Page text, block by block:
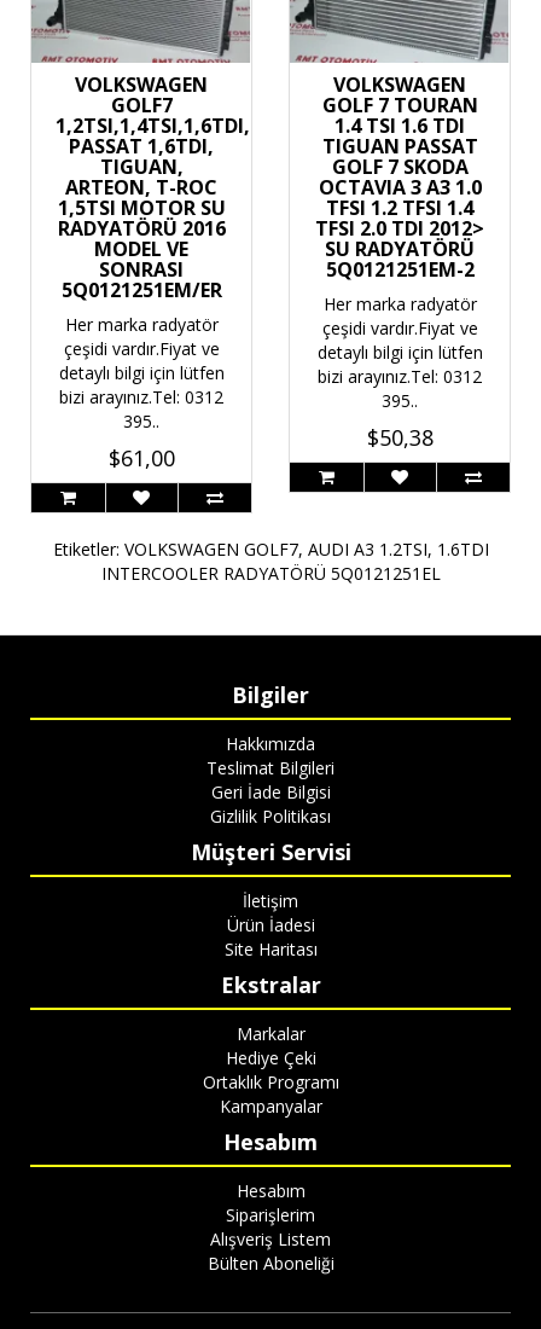
VOLKSWAGEN
GOLF7
1,2TSI,1,4TSI,1,6TDI,
PASSAT 1,6TDI,
TIGUAN,
ARTEON, T-ROC
1,5TSI MOTOR SU
RADYATÖRÜ 2016
MODEL VE
SONRASI
5Q0121251EM/ER
Her marka radyatör
çeşidi vardır.Fiyat ve
detaylı bilgi için lütfen
bizi arayınız.Tel: 0312
395..
$61,00
VOLKSWAGEN
GOLF 7 TOURAN
1.4 TSI 1.6 TDI
TIGUAN PASSAT
GOLF 7 SKODA
OCTAVIA 3 A3 1.0
TFSI 1.2 TFSI 1.4
TFSI 2.0 TDI 2012>
SU RADYATÖRÜ
5Q0121251EM-2
Her marka radyatör
çeşidi vardır.Fiyat ve
detaylı bilgi için lütfen
bizi arayınız.Tel: 0312
395..
$50,38
Etiketler: VOLKSWAGEN GOLF7, AUDI A3 1.2TSI, 1.6TDI
INTERCOOLER RADYATÖRÜ 5Q0121251EL
Bilgiler
Hakkımızda
Teslimat Bilgileri
Geri İade Bilgisi
Gizlilik Politikası
Müşteri Servisi
İletişim
Ürün İadesi
Site Haritası
Ekstralar
Markalar
Hediye Çeki
Ortaklık Programı
Kampanyalar
Hesabım
Hesabım
Siparişlerim
Alışveriş Listem
Bülten Aboneliği